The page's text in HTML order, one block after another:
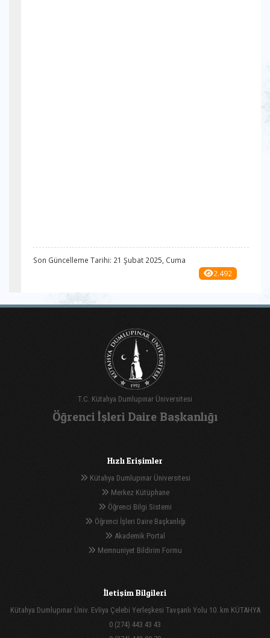
Son Güncelleme Tarihi: 21 Şubat 2025, Cuma
2.492
T.C. Kütahya Dumlupınar Üniversitesi
Öğrenci İşleri Daire Başkanlığı
Hızlı Erişimler
Kütahya Dumlupınar Üniversitesi
Merkez Kütüphane
Öğrenci Bilgi Sistemi
Öğrenci İşleri Daire Başkanlığı
Akademik Portal
Memnuniyet Bildirim Formu
İletişim Bilgileri
Kütahya Dumlupınar Üniv. Evliya Çelebi Yerleşkesi Tavşanlı Yolu 10. km KÜTAHYA
0 (274) 443 43 43